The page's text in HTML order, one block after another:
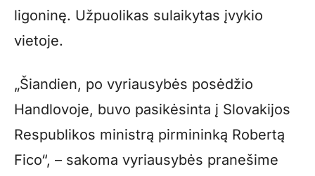
ligoninę. Užpuolikas sulaikytas įvykio
vietoje.
„Šiandien, po vyriausybės posėdžio
Handlovoje, buvo pasikėsinta į Slovakijos
Respublikos ministrą pirmininką Robertą
Fico“, – sakoma vyriausybės pranešime